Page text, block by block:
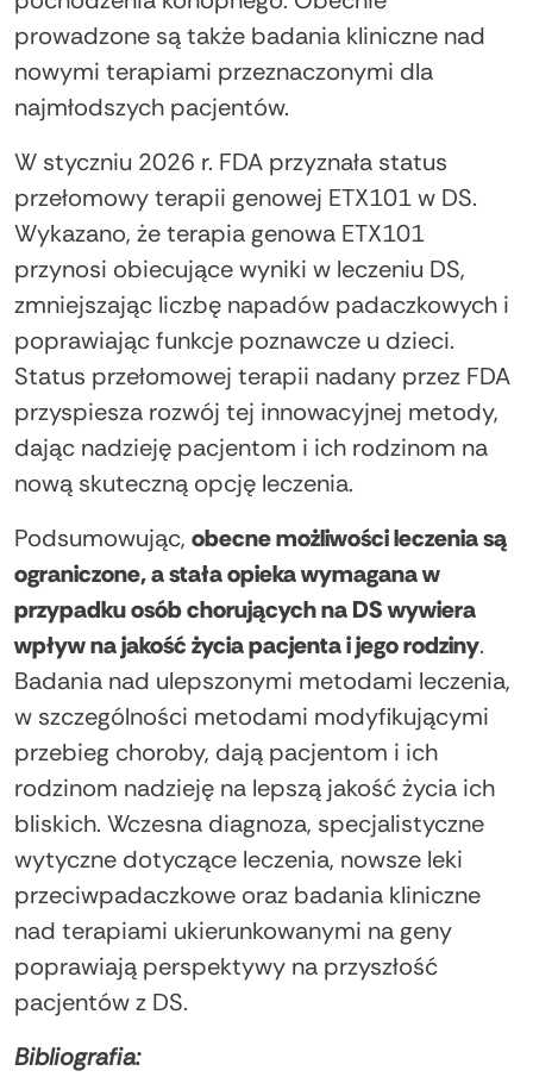
prowadzone są także badania kliniczne nad
nowymi terapiami przeznaczonymi dla
najmłodszych pacjentów.
W styczniu 2026 r. FDA przyznała status
przełomowy terapii genowej ETX101 w DS.
Wykazano, że terapia genowa ETX101
przynosi obiecujące wyniki w leczeniu DS,
zmniejszając liczbę napadów padaczkowych i
poprawiając funkcje poznawcze u dzieci.
Status przełomowej terapii nadany przez FDA
przyspiesza rozwój tej innowacyjnej metody,
dając nadzieję pacjentom i ich rodzinom na
nową skuteczną opcję leczenia.
Podsumowując, obecne możliwości leczenia są
ograniczone, a stała opieka wymagana w
przypadku osób chorujących na DS wywiera
wpływ na jakość życia pacjenta i jego rodziny.
Badania nad ulepszonymi metodami leczenia,
w szczególności metodami modyfikującymi
przebieg choroby, dają pacjentom i ich
rodzinom nadzieję na lepszą jakość życia ich
bliskich. Wczesna diagnoza, specjalistyczne
wytyczne dotyczące leczenia, nowsze leki
przeciwpadaczkowe oraz badania kliniczne
nad terapiami ukierunkowanymi na geny
poprawiają perspektywy na przyszłość
pacjentów z DS.
Bibliografia: